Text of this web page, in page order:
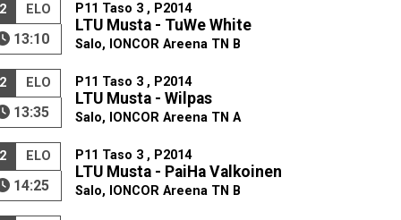
ELO
13:10
P11 Taso 3 , P2014
LTU Musta - TuWe White
Salo, IONCOR Areena TN B
ELO
13:35
P11 Taso 3 , P2014
LTU Musta - Wilpas
Salo, IONCOR Areena TN A
ELO
14:25
P11 Taso 3 , P2014
LTU Musta - PaiHa Valkoinen
Salo, IONCOR Areena TN B